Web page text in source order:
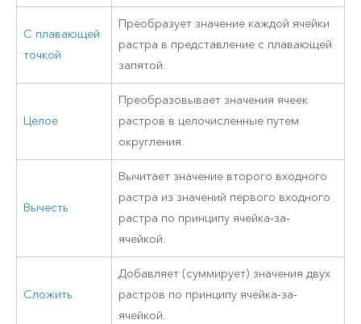
С плавающей
точкой
Преобразует значение каждой ячейки
растра в представление с плавающей
запятой.
Целое
Преобразовывает значения ячеек
растров в целочисленные путем
округления.
Вычесть
Вычитает значение второго входного
растра из значений первого входного
растра по принципу ячейка-за-
ячейкой.
Сложить
Добавляет (суммирует) значения двух
растров по принципу ячейка-за-
ячейкой.